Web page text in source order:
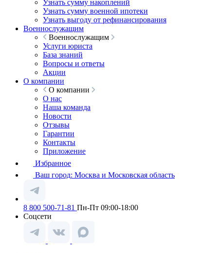
Узнать сумму накоплений
Узнать сумму военной ипотеки
Узнать выгоду от рефинансирования
Военнослужащим
Военнослужащим
Услуги юриста
База знаний
Вопросы и ответы
Акции
О компании
О компании
О нас
Наша команда
Новости
Отзывы
Гарантии
Контакты
Приложение
Избранное
Ваш город: Москва и Московская область
8 800 500-71-81 Пн-Пт 09:00-18:00
Соцсети